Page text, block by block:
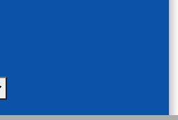
Weitere Informationen: Freizeit und